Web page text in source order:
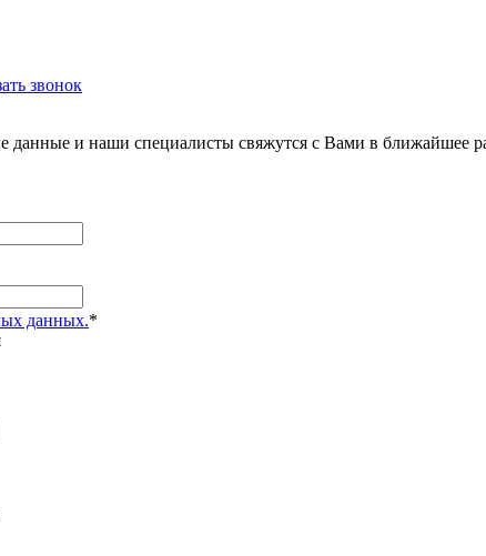
звонок
данные и наши специалисты свяжутся с Вами в ближайшее
данных.*